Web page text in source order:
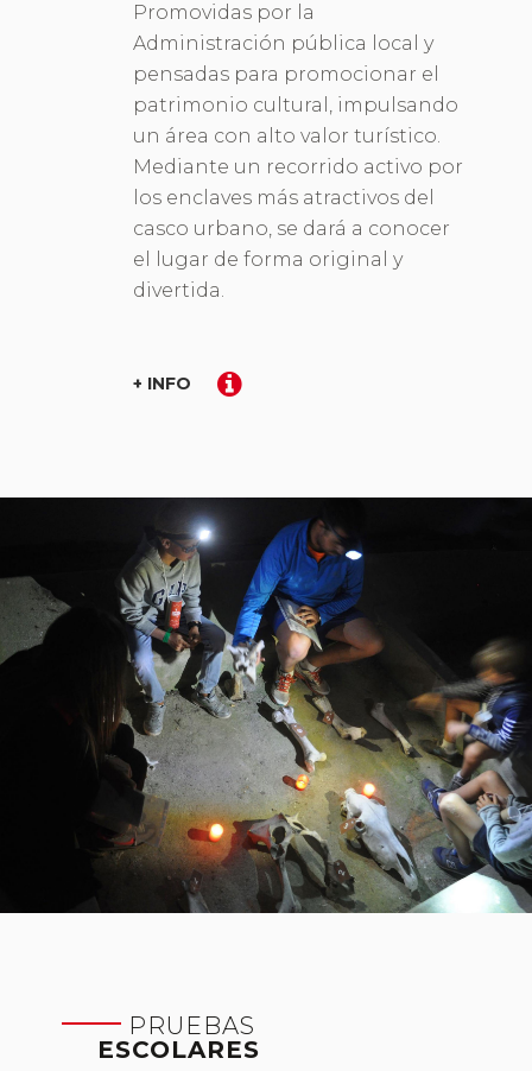
Promovidas por la
Administración pública local y
pensadas para promocionar el
patrimonio cultural, impulsando
un área con alto valor turístico.
Mediante un recorrido activo por
los enclaves más atractivos del
casco urbano, se dará a conocer
el lugar de forma original y
divertida.
+ INFO
PRUEBAS
ESCOLARES